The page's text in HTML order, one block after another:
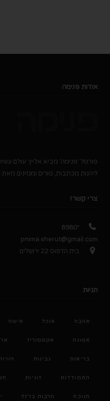
אודות פנימה
פורטל 'פנימה' מביא אלייך עולם
ליהנות מכתבות, טורים ומגזינים
צרי קשר!
*8980
pnima.sherut@gmail.com
בית הדפוס 22 ירושלים
תגיות
אהבה אוכל אישה
אמונה אקססוריז
בריאות גבינות
התמודדות זוגיות חג
חנוכה חרבות ברזל